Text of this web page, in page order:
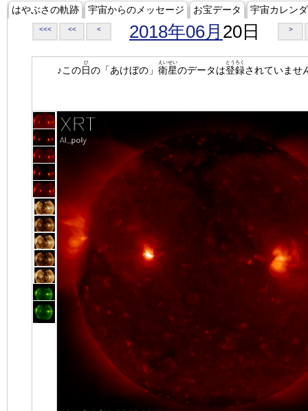
はやぶさの軌跡 宇宙からのメッセージ お宝データ 宇宙カレン
<<< << < 2018年06月 20日 >
♪この日
ひ
の「あけぼの」 衛星
えいせい
のデータは登録
とうろく
されていませ